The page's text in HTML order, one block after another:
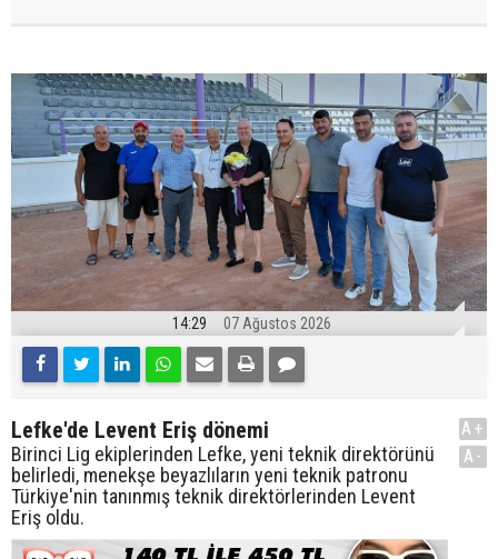
14:29 07 Ağustos 2026
Lefke'de Levent Eriş dönemi
Birinci Lig ekiplerinden Lefke, yeni teknik direktörünü
belirledi, menekşe beyazlıların yeni teknik patronu
Türkiye'nin tanınmış teknik direktörlerinden Levent
Eriş oldu.
A+
A-